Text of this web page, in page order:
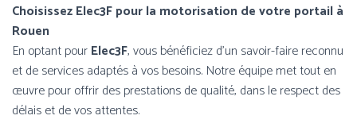
Choisissez Elec3F pour la motorisation de votre portail à
Rouen
En optant pourElec3F, vous bénéficiez d’un savoir-faire reconnu
et de services adaptés à vos besoins. Notre équipe met tout en
œuvre pour offrir des prestations de qualité, dans le respect des
délais et de vos attentes.